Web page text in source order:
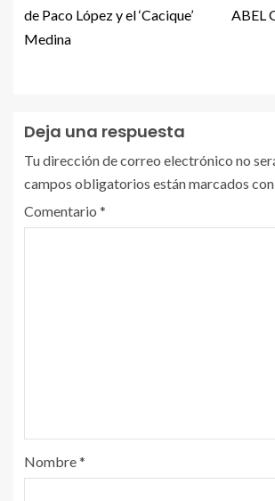
de Paco López y el ‘Cacique’
Medina
ABEL
Deja una respuesta
Tu dirección de correo electrónico no
campos obligatorios están marcados con
Comentario *
Nombre*